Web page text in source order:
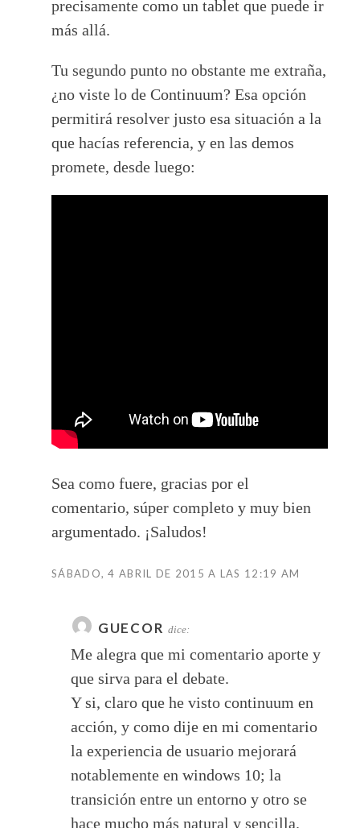
precisamente como un tablet que puede ir
más allá.
Tu segundo punto no obstante me extraña,
¿no viste lo de Continuum? Esa opción
permitirá resolver justo esa situación a la
que hacías referencia, y en las demos
promete, desde luego:
Sea como fuere, gracias por el
comentario, súper completo y muy bien
argumentado. ¡Saludos!
SÁBADO, 4 ABRIL DE 2015 A LAS 12:19 AM
GUECOR dice:
Me alegra que mi comentario aporte y
que sirva para el debate.
Y si, claro que he visto continuum en
acción, y como dije en mi comentario
la experiencia de usuario mejorará
notablemente en windows 10; la
transición entre un entorno y otro se
hace mucho más natural y sencilla.